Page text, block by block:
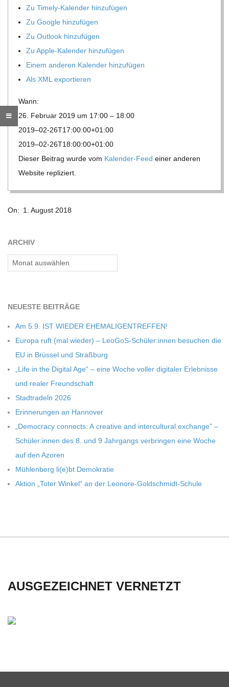
R
E
G
O
L
D
S
C
H
M
I
D
T
-
S
C
H
E
Zu Timely-Kalen­der hinzufügen
Zu Google hinzufügen
Zu Out­look hinzufügen
Zu Apple-Kalen­der hinzufügen
Einem ande­ren Kalen­der hinzufügen
Als XML exportieren
Wann:
26. Februar 2019 um 17:00 – 18:00
2019–02-26T17:00:00+01:00
2019–02-26T18:00:00+01:00
Die­ser Bei­trag wurde vom Kalen­der-Feed einer ande­ren
Web­site repliziert.
08-
On: 1. August 2018
ARCHIV
Archiv
NEU­ESTE BEITRÄGE
Am 5.9. IST WIEDER EHEMALIGENTREFFEN!
Europa ruft (mal wie­der) – LeoGoS-Schüler:innen besu­chen die
EU in Brüs­sel und Straßburg
„Life in the Digi­tal Age“ – eine Woche vol­ler digi­ta­ler Erleb­nisse
und rea­ler Freundschaft
Stadt­ra­deln 2026
Erin­ne­run­gen an Hannover
„Demo­cracy con­nects: A crea­tive and inter­cul­tu­ral exch­ange” –
Schüler:innen des 8. und 9 Jahr­gangs ver­brin­gen eine Woche
auf den Azoren
Müh­len­berg li(e)bt Demokratie
Aktion „Toter Win­kel“ an der Leonore-Goldschmidt-Schule
AUSGEZEICHNET VERNETZT